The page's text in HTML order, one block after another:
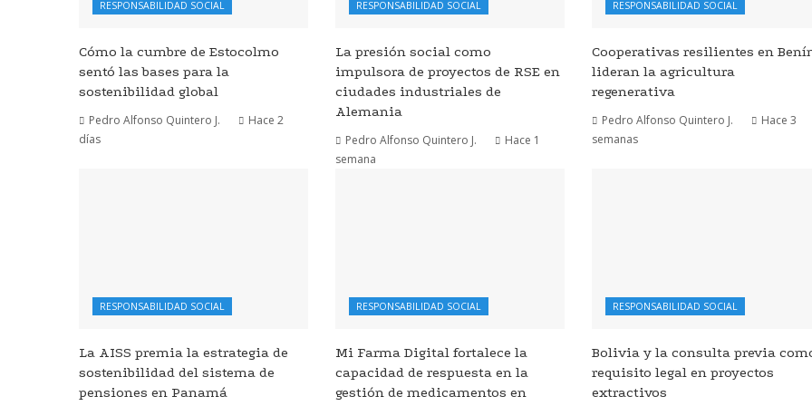
RESPONSABILIDAD SOCIAL
Cómo la cumbre de Estocolmo
sentó las bases para la
sostenibilidad global
Pedro Alfonso Quintero J.
Hace 2
días
RESPONSABILIDAD SOCIAL
La presión social como
impulsora de proyectos de RSE en
ciudades industriales de
Alemania
Pedro Alfonso Quintero J.
Hace 1
semana
RESPONSABILIDAD SOCIAL
Cooperativas resilientes en
lideran la agricultura
regenerativa
Pedro Alfonso Quintero J.
Hace 3
semanas
RESPONSABILIDAD SOCIAL
La AISS premia la estrategia de
sostenibilidad del sistema de
pensiones en Panamá
RESPONSABILIDAD SOCIAL
Mi Farma Digital fortalece la
capacidad de respuesta en la
gestión de medicamentos en
RESPONSABILIDAD SOCIAL
Bolivia y la consulta previa
requisito legal en proyectos
extractivos